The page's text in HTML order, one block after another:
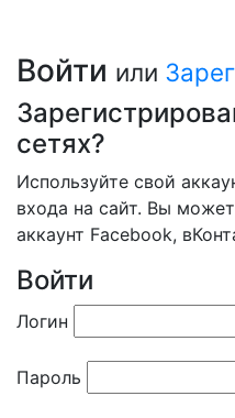
Войти или
сетях?
Используйте свой
входа на сайт. Вы
аккаунт Facebook,
Войти
Логин
Пароль